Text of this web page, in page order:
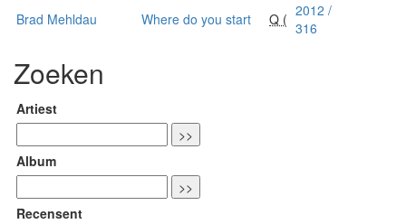
Brad Mehldau
Where do you start Q ( 2012 /
316
Zoeken
Artiest
Album
Recensent